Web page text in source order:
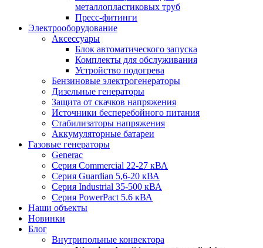
металлопластиковых труб
Пресс-фитинги
Электрооборудование
Аксессуары
Блок автоматического запуска
Комплекты для обслуживания
Устройство подогрева
Бензиновые электрогенераторы
Дизельные генераторы
Защита от скачков напряжения
Источники бесперебойного питания
Стабилизаторы напряжения
Аккумуляторные батареи
Газовые генераторы
Generac
Серия Commercial 22-27 кВА
Серия Guardian 5,6-20 кВА
Серия Industrial 35-500 кВА
Серия PowerPact 5.6 кВА
Наши объекты
Новинки
Блог
Внутрипольные конвектора